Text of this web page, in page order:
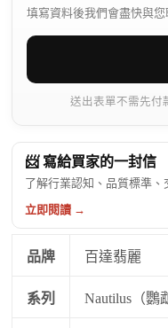
填寫資料後我們會盡快與
送出表單不需先付
📨 寫給買家的一封信
了解行業認知、品質標準
立即閱讀 →
品牌 百達翡麗
系列 Nautilus（鸚